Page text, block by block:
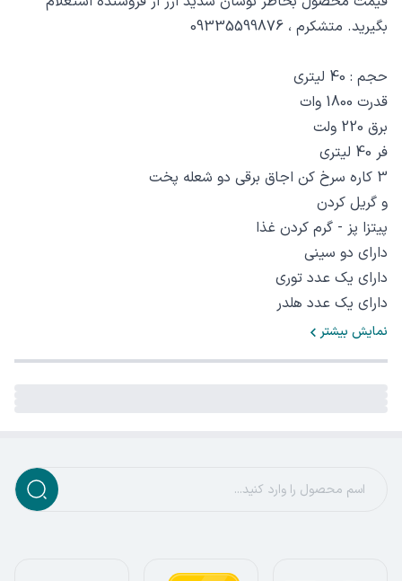
بگیرید. متشکرم ، 09335599876
حجم : 40 لیترى
قدرت 1800 وات
برق 220 ولت
فر 40 لیتری
3 کاره سرخ کن اجاق برقی دو شعله پخت
و گریل کردن
پیتزا پز - گرم کردن غذا
دارای دو سینی
دارای یک عدد توری
دارای یک عدد هلدر
نمایش بیشتر